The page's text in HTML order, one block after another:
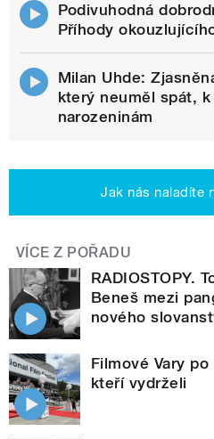
Podivuhodná
Příhody
Milan Uhde:
který neuměl spát,
narozeninám
Jak nás naladíte
VÍCE Z POŘADU
RADIOSTOPY.
Beneš mezi
nového
Filmové Vary
kteří vydrželi